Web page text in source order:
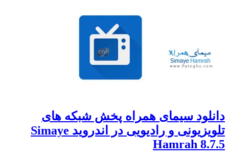
دانلود سیمای همراه پخش شبکه های
تلویزیونی و رادیویی در اندروید Simaye
Hamrah 8.7.5